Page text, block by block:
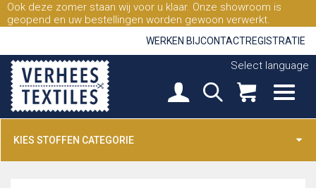
Ook deze zomer staan wij voor u klaar. Onze showroom is
geopend en uw bestellingen worden gewoon verwerkt.
WERKEN BIJCONTACTREGISTRATIE
Select language
KIES STOFFEN CATEGORIE